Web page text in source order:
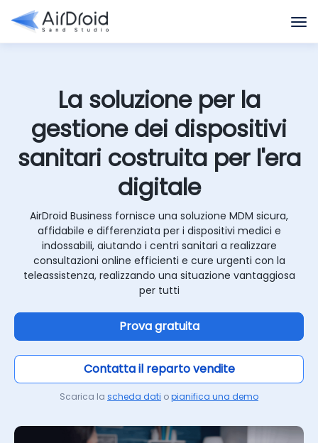
La soluzione per la
gestione dei dispositivi
sanitari costruita per l'era
digitale
AirDroid Business fornisce una soluzione MDM sicura,
affidabile e differenziata per i dispositivi medici e
indossabili, aiutando i centri sanitari a realizzare
consultazioni online efficienti e cure urgenti con la
teleassistenza, realizzando una situazione vantaggiosa
per tutti
Prova gratuita
Contatta il reparto vendite
Scarica la scheda dati opianifica una demo